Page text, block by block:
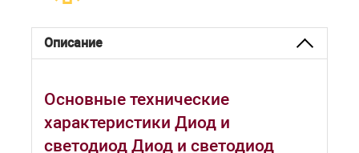
Описание
Основные технические
характеристики Диод и
светодиод Диод и светодиод